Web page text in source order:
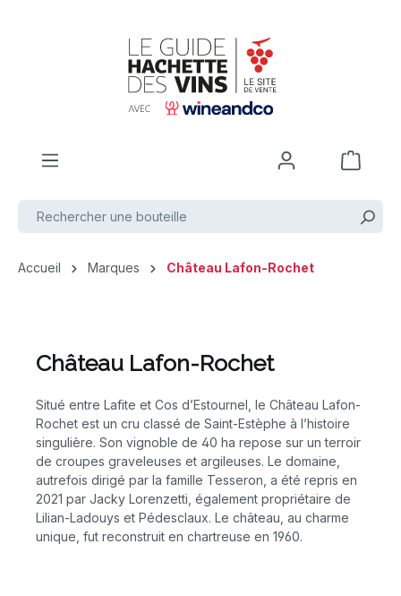
Accueil Marques Château Lafon-Rochet
Château Lafon-Rochet
Situé entre Lafite et Cos d’Estournel, le Château Lafon-
Rochet est un cru classé de Saint-Estèphe à l’histoire
singulière. Son vignoble de 40 ha repose sur un terroir
de croupes graveleuses et argileuses. Le domaine,
autrefois dirigé par la famille Tesseron, a été repris en
2021 par Jacky Lorenzetti, également propriétaire de
Lilian-Ladouys et Pédesclaux. Le château, au charme
unique, fut reconstruit en chartreuse en 1960.